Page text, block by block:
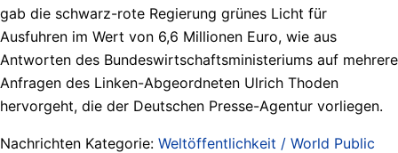
gab die schwarz-rote Regierung grünes Licht für
Ausfuhren im Wert von 6,6 Millionen Euro, wie aus
Antworten des Bundeswirtschaftsministeriums auf mehrere
Anfragen des Linken-Abgeordneten Ulrich Thoden
hervorgeht, die der Deutschen Presse-Agentur vorliegen.
Nachrichten Kategorie: Weltöffentlichkeit / World Public